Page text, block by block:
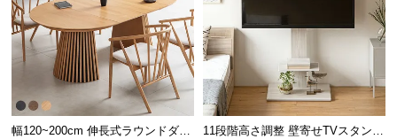
幅120~200cm 伸長式ラウンドダイ
11段階高さ調整 壁寄せTVスタンド